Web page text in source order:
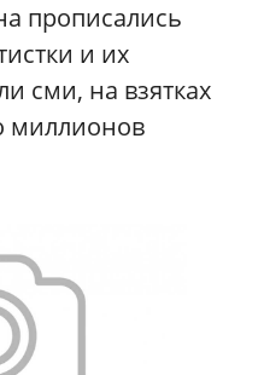
прописались
и их
сми, на взятках
миллионов